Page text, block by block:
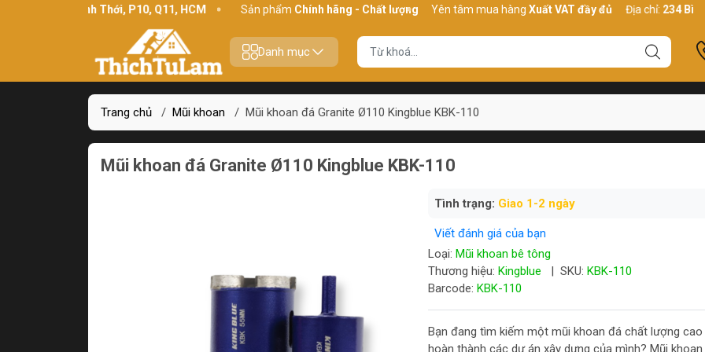
234 Bình Thới, P10, Q11, HCM Sản phẩmChính hãng - Chất lượng Yên tâm mua hàngXuất VAT đầy đủ Địa chỉ: 234 Bình Thới,
Danh mục
Trang chủ / Mũi khoan / Mũi khoan đá Granite Ø110 Kingblue KBK-110
Mũi khoan đá Granite Ø110 Kingblue KBK-110
Tình trạng: Giao 1-2 ngày
Viết đánh giá của bạn
Loại: Mũi khoan bê tông
Thương hiệu: Kingblue | SKU: KBK-110
Barcode: KBK-110
Bạn đang tìm kiếm một mũi khoan đá chất lượng cao
hoàn thành các dự án xây dựng của mình? Mũi